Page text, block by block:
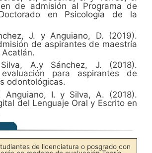
de admisión al Programa de
en Psicología de la
J. y Anguiano, D. (2019).
de aspirantes de maestría
Acatlán.
A.y Sánchez, J. (2018).
para aspirantes de
odontológicas.
Anguiano, I. y Silva, A. (2018).
del Lenguaje Oral y Escrito en
de licenciatura o posgrado con